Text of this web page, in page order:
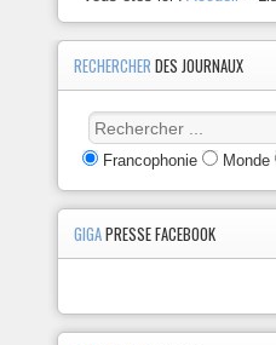
RECHERCHERDES JOURNAUX
Francophonie Monde
GIGAPRESSE FACEBOOK